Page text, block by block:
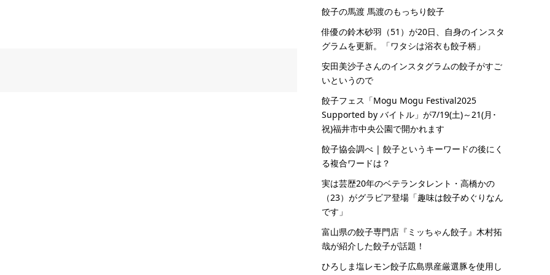
餃子の馬渡 馬渡のもっちり餃子
俳優の鈴木砂羽（51）が20日、自身のインスタ
グラムを更新。「ワタシは浴衣も餃子柄」
安田美沙子さんのインスタグラムの餃子がすご
いというので
餃子フェス「Mogu Mogu Festival2025
Supported by バイトル」が7/19(土)～21(月･
祝)福井市中央公園で開かれます
餃子協会調べ | 餃子というキーワードの後にく
る複合ワードは？
実は芸歴20年のベテランタレント・高橋かの
（23）がグラビア登場「趣味は餃子めぐりなん
です」
富山県の餃子専門店『ミッちゃん餃子』木村拓
哉が紹介した餃子が話題！
ひろしま塩レモン餃子広島県産厳選豚を使用し